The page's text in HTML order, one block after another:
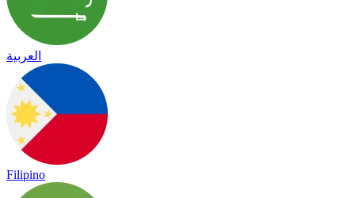
العربية
Filipino